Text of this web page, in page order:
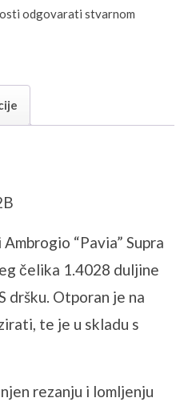
odgovarati stvarnom
Ambrogio “Pavia” Supra
čelika 1.4028 duljine
dršku. Otporan je na
te je u skladu s
rezanju i lomljenju